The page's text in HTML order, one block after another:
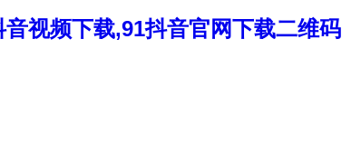
视频下载,91抖音官网下载二维码